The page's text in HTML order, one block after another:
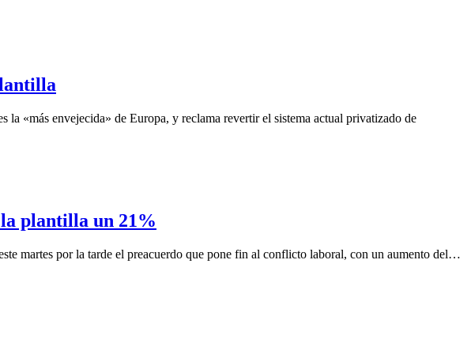
«más envejecida» de Europa, y reclama revertir el sistema actual privatizado de
plantilla un 21%
martes por la tarde el preacuerdo que pone fin al conflicto laboral, con un aumento del…